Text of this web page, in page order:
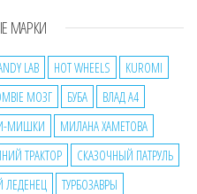
МАРКИ
LAB HOT WHEELS
KUROMI
МОЗГ БУБА
ВЛАД А4
МИШКИ
МИЛАНА ХАМЕТОВА
ТРАКТОР
СКАЗОЧНЫЙ ПАТРУЛЬ
ЛЕДЕНЕЦ
ТУРБОЗАВРЫ